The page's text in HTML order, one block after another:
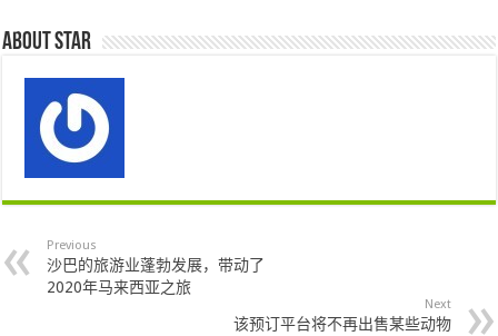
About star
Previous
沙巴的旅游业蓬勃发展，带动了
2020年马来西亚之旅
Next
该预订平台将不再出售某些动物